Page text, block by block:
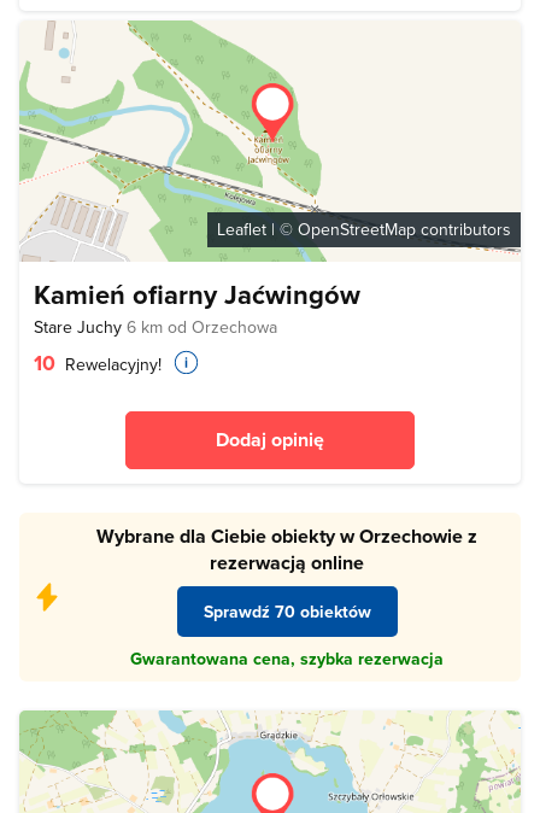
Leaflet | © OpenStreetMap contributors
Kamień ofiarny Jaćwingów
Stare Juchy 6 km od Orzechowa
10 Rewelacyjny!
Dodaj opinię
Wybrane dla Ciebie obiekty w Orzechowie z
rezerwacją online
Sprawdź 70 obiektów
Gwarantowana cena, szybka rezerwacja